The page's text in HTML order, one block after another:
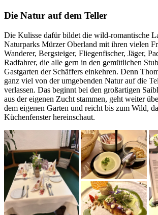
Die Natur auf dem Teller
Die Kulisse dafür bildet die wild-romantische
Naturparks Mürzer Oberland mit ihren vielen
Wanderer, Bergsteiger, Fliegenfischer, Jäger,
Radfahrer, die alle gern in den gemütlichen
Gastgarten der Schäffers einkehren. Denn
ganz viel von der umgebenden Natur auf die
verlassen. Das beginnt bei den großartigen
aus der eigenen Zucht stammen, geht weiter
dem eigenen Garten und reicht bis zum Wild,
Küchenfenster hereinschaut.